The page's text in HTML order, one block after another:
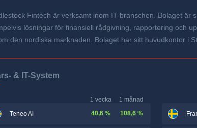
Fintech är verksamt inom IT-branschen. Bolaget
lösningar för finansiell rådgivning, rapportering och
den nordiska marknaden. Bolaget har sitt huvudkontor i
& IT-System
1 vecka
1 månad
Teneo AI
40,6 % 108,6 %